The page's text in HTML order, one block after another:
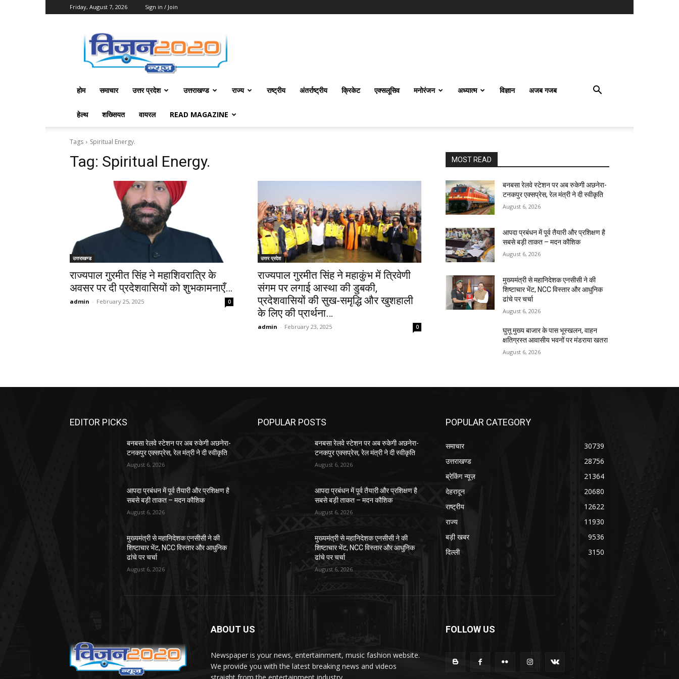
Friday, August 7, 2026 Sign in / Join
2020
News
होम समाचार उत्तर प्रदेश उत्तराखण्ड राज्य राष्ट्रीय अंतर्राष्‍ट्रीय क्रिकेट एक्सलूसिव मनोरंजन अध्यात्म विज्ञान अजब गजब
हेल्थ शख्सियत वायरल READ MAGAZINE
Tags Spiritual Energy.
Tag: Spiritual Energy.
उत्तराखण्ड
राज्यपाल गुरमीत सिंह ने महाशिवरात्रि के
अवसर पर दी प्रदेशवासियों को शुभकामनाएँ…
admin - February 25, 2025 0
उत्तर प्रदेश
राज्यपाल गुरमीत सिंह ने महाकुंभ में त्रिवेणी
संगम पर लगाई आस्था की डुबकी,
प्रदेशवासियों की सुख-समृद्धि और खुशहाली
के लिए की प्रार्थना…
admin - February 23, 2025 0
MOST READ
बनबसा रेलवे स्टेशन पर अब रुकेगी अछनेरा-
टनकपुर एक्सप्रेस, रेल मंत्री ने दी स्वीकृति
August 6, 2026
आपदा प्रबंधन में पूर्व तैयारी और प्रशिक्षण है
सबसे बड़ी ताकत – मदन कौशिक
August 6, 2026
मुख्यमंत्री से महानिदेशक एनसीसी ने की
शिष्टाचार भेंट, NCC विस्तार और आधुनिक
ढांचे पर चर्चा
August 6, 2026
घुत्तू मुख्य बाजार के पास भूस्खलन, वाहन
क्षतिग्रस्त आवासीय भवनों पर मंडराया खतरा
August 6, 2026
EDITOR PICKS
बनबसा रेलवे स्टेशन पर अब रुकेगी अछनेरा-
टनकपुर एक्सप्रेस, रेल मंत्री ने दी स्वीकृति
August 6, 2026
आपदा प्रबंधन में पूर्व तैयारी और प्रशिक्षण है
सबसे बड़ी ताकत – मदन कौशिक
August 6, 2026
मुख्यमंत्री से महानिदेशक एनसीसी ने की
शिष्टाचार भेंट, NCC विस्तार और आधुनिक
ढांचे पर चर्चा
August 6, 2026
POPULAR POSTS
बनबसा रेलवे स्टेशन पर अब रुकेगी अछनेरा-
टनकपुर एक्सप्रेस, रेल मंत्री ने दी स्वीकृति
August 6, 2026
आपदा प्रबंधन में पूर्व तैयारी और प्रशिक्षण है
सबसे बड़ी ताकत – मदन कौशिक
August 6, 2026
मुख्यमंत्री से महानिदेशक एनसीसी ने की
शिष्टाचार भेंट, NCC विस्तार और आधुनिक
ढांचे पर चर्चा
August 6, 2026
POPULAR CATEGORY
समाचार
30739
उत्तराखण्ड
28756
ब्रेकिंग न्यूज़
21364
देहरादून
20680
राष्ट्रीय
12622
राज्य
11930
बड़ी खबर
9536
दिल्ली
3150
ABOUT US
Newspaper is your news, entertainment, music fashion website.
We provide you with the latest breaking news and videos
FOLLOW US